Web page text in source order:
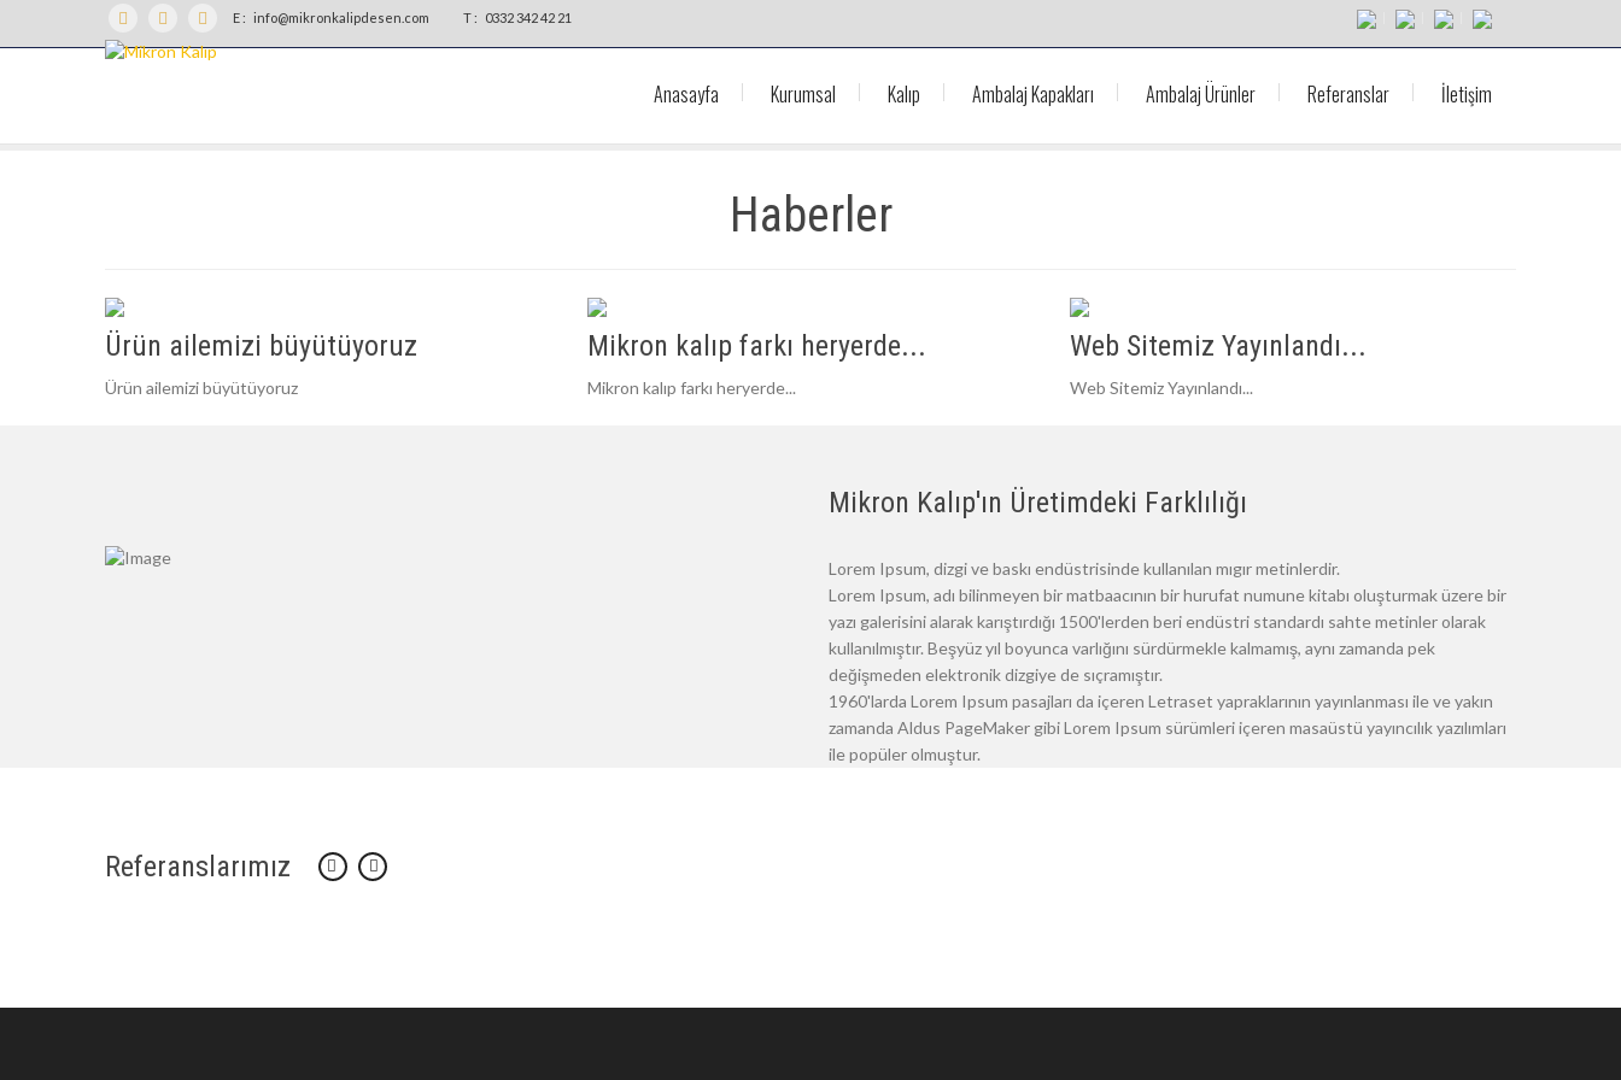
E : info@mikronkalipdesen.com T : 0332 342 42 21
Anasayfa Kurumsal Kalıp Ambalaj Kapakları Ambalaj Ürünler Referanslar İletişim
Haberler
Ürün ailemizi büyütüyoruz
Ürün ailemizi büyütüyoruz
Mikron kalıp farkı heryerde...
Mikron kalıp farkı heryerde...
Web Sitemiz Yayınlandı...
Web Sitemiz Yayınlandı...
Mikron Kalıp'ın Üretimdeki Farklılığı
Lorem Ipsum, dizgi ve baskı endüstrisinde kullanılan mıgır metinlerdir.
Lorem Ipsum, adı bilinmeyen bir matbaacının bir hurufat numune kitabı oluşturmak üzere bir
yazı galerisini alarak karıştırdığı 1500'lerden beri endüstri standardı sahte metinler olarak
kullanılmıştır. Beşyüz yıl boyunca varlığını sürdürmekle kalmamış, aynı zamanda pek
değişmeden elektronik dizgiye de sıçramıştır.
1960'larda Lorem Ipsum pasajları da içeren Letraset yapraklarının yayınlanması ile ve yakın
zamanda Aldus PageMaker gibi Lorem Ipsum sürümleri içeren masaüstü yayıncılık yazılımları
ile popüler olmuştur.
Referanslarımız